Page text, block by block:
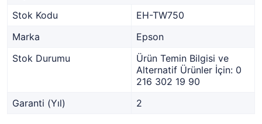
Stok Kodu
EH-TW750
Marka
Epson
Stok Durumu
Ürün Temin Bilgisi ve
Alternatif Ürünler İçin: 0
216 302 19 90
Garanti (Yıl)
2